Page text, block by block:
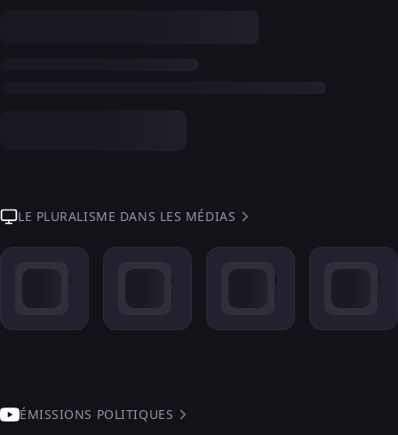
LE PLURALISME DANS LES MÉDIAS
ÉMISSIONS POLITIQUES